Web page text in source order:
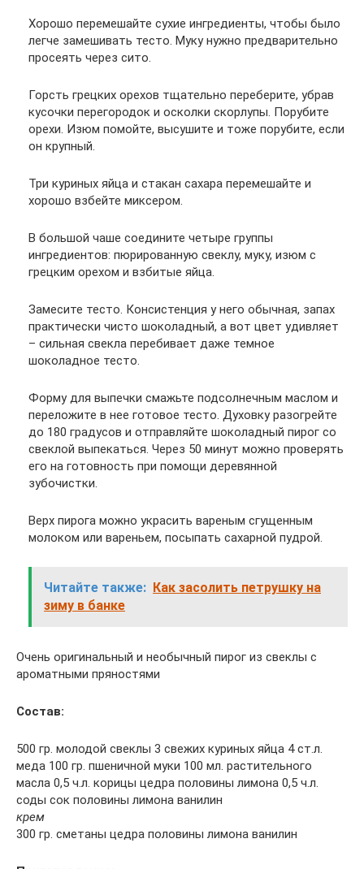
Хорошо перемешайте сухие ингредиенты, чтобы было
легче замешивать тесто. Муку нужно предварительно
просеять через сито.
Горсть грецких орехов тщательно переберите, убрав
кусочки перегородок и осколки скорлупы. Порубите
орехи. Изюм помойте, высушите и тоже порубите, если
он крупный.
Три куриных яйца и стакан сахара перемешайте и
хорошо взбейте миксером.
В большой чаше соедините четыре группы
ингредиентов: пюрированную свеклу, муку, изюм с
грецким орехом и взбитые яйца.
Замесите тесто. Консистенция у него обычная, запах
практически чисто шоколадный, а вот цвет удивляет
– сильная свекла перебивает даже темное
шоколадное тесто.
Форму для выпечки смажьте подсолнечным маслом и
переложите в нее готовое тесто. Духовку разогрейте
до 180 градусов и отправляйте шоколадный пирог со
свеклой выпекаться. Через 50 минут можно проверять
его на готовность при помощи деревянной
зубочистки.
Верх пирога можно украсить вареным сгущенным
молоком или вареньем, посыпать сахарной пудрой.
Читайте также: Как засолить петрушку на
зиму в банке
Очень оригинальный и необычный пирог из свеклы с
ароматными пряностями
Состав:
500 гр. молодой свеклы 3 свежих куриных яйца 4 ст.л.
меда 100 гр. пшеничной муки 100 мл. растительного
масла 0,5 ч.л. корицы цедра половины лимона 0,5 ч.л.
соды сок половины лимона ванилин
крем
300 гр. сметаны цедра половины лимона ванилин